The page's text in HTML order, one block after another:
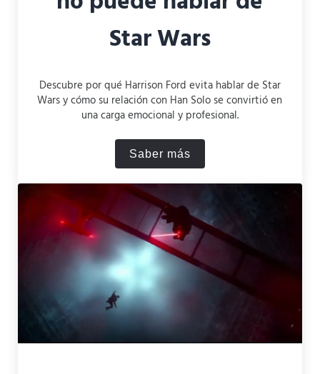
Star Wars
Descubre por qué Harrison Ford evita hablar de Star
Wars y cómo su relación con Han Solo se convirtió en
una carga emocional y profesional.
Saber másPor qué Harrison Ford no